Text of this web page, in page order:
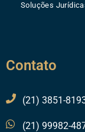
Soluções
Contato
(21) 3851-
(21) 99982-